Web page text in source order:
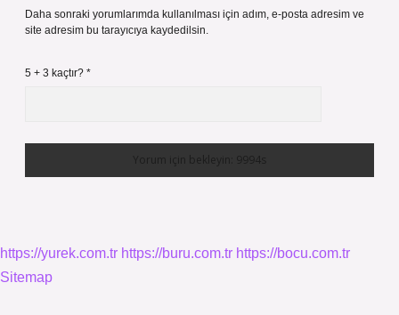
Daha sonraki yorumlarımda kullanılması için adım, e-posta adresim ve
site adresim bu tarayıcıya kaydedilsin.
5 + 3 kaçtır? *
https://yurek.com.tr https://buru.com.tr https://bocu.com.tr
Sitemap